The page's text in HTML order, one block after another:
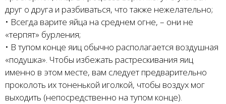
друг о друга и разбиваться, что также нежелательно;
• Всегда варите яйца на среднем огне, – они не
«терпят» бурления;
• В тупом конце яиц обычно располагается воздушная
«подушка». Чтобы избежать растрескивания яиц
именно в этом месте, вам следует предварительно
проколоть их тоненькой иголкой, чтобы воздух мог
выходить (непосредственно на тупом конце).